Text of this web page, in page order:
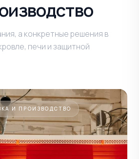
а конкретные решения в
печи и защитной
И ПРОИЗВОДСТВО